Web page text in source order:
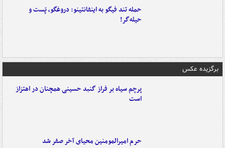
حمله تند فیگو به اینفانتینو: دروغگو، پَست‌ و
حیله‌گر!
برگزیده عکس
پرچم سیاه بر فراز گنبد حسینی همچنان در اهتزاز
است
حرم امیرالمومنین محیای آخر صفر شد